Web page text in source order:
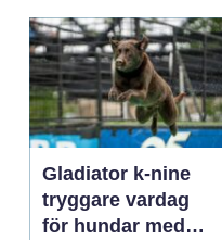
Gladiator k-nine
tryggare vardag
för hundar med